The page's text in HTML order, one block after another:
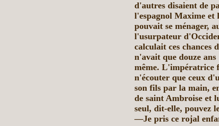
d'autres disaient de
l'espagnol Maxime et
pouvait se ménager,
l'usurpateur
calculait ces chances
n'avait que douze
même. L'impératrice
n'écouter que ceux
son fils par la main,
de saint Ambroise et
seul, dit-elle, pouvez
—Je pris ce rojal